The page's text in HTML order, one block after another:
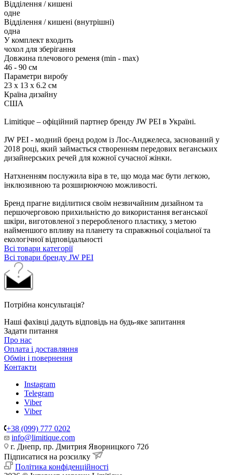
Відділення / кишені
одне
Відділення / кишені (внутрішні)
одна
У комплект входить
чохол для зберігання
Довжина плечового ременя (min - max)
46 - 90 см
Параметри виробу
23 x 13 x 6.2 см
Країна дизайну
США
Limitique – офіційний партнер бренду JW PEI в Україні.
JW PEI - модний бренд родом із Лос-Анджелеса, заснований у
2018 році, який займається створенням передових веганських
дизайнерських речей для кожної сучасної жінки.
Натхненням послужила віра в те, що мода має бути легкою,
інклюзивною та розширюючою можливості.
Бренд прагне виділитися своїм незвичайним дизайном та
першочерговою прихильністю до використання веганської
шкіри, виготовленої з переробленого пластику, з метою
найменшого впливу на планету та справжньої соціальної та
екологічної відповідальності
Всі товари категорії
Всі товари бренду JW PEI
Потрібна консультація?
Наші фахівці дадуть відповідь на будь-яке запитання
Задати питання
Про нас
Оплата і доставляння
Обмін і повернення
Контакти
Instagram
Telegram
Viber
Viber
+38 (099) 777 0202
info@limitique.com
г. Днепр, пр. Дмитрия Яворницкого 72б
Підписатися на розсилку
Політика конфіденційності